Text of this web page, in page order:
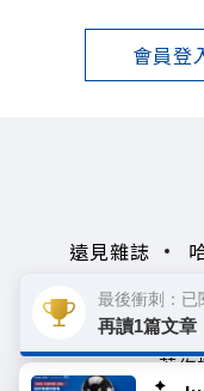
會員登
遠見雜誌
未來親子學習平
著作
最後衝刺：已
再讀1篇文章